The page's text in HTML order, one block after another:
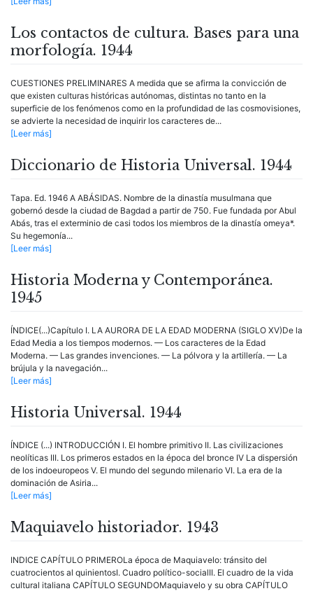
Los contactos de cultura. Bases para una
morfología. 1944
CUESTIONES PRELIMINARES A medida que se afirma la convicción de
que existen culturas históricas autónomas, distintas no tanto en la
superficie de los fenómenos como en la profundidad de las cosmovisiones,
se advierte la necesidad de inquirir los caracteres de...
[Leer más]
Diccionario de Historia Universal. 1944
Tapa. Ed. 1946 A ABÁSIDAS. Nombre de la dinastía musulmana que
gobernó desde la ciudad de Bagdad a partir de 750. Fue fundada por Abul
Abás, tras el exterminio de casi todos los miembros de la dinastía omeya*.
Su hegemonía...
[Leer más]
Historia Moderna y Contemporánea.
1945
ÍNDICE(...)Capítulo I. LA AURORA DE LA EDAD MODERNA (SIGLO XV)De la
Edad Media a los tiempos modernos. — Los caracteres de la Edad
Moderna. — Las grandes invenciones. — La pólvora y la artillería. — La
brújula y la navegación...
[Leer más]
Historia Universal. 1944
ÍNDICE (...) INTRODUCCIÓN I. El hombre primitivo II. Las civilizaciones
neolíticas III. Los primeros estados en la época del bronce IV La dispersión
de los indoeuropeos V. El mundo del segundo milenario VI. La era de la
dominación de Asiria...
[Leer más]
Maquiavelo historiador. 1943
INDICE CAPÍTULO PRIMEROLa época de Maquiavelo: tránsito del
cuatrocientos al quinientosI. Cuadro político-socialII. El cuadro de la vida
cultural italiana CAPÍTULO SEGUNDOMaquiavelo y su obra CAPÍTULO